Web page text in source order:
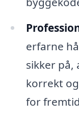
erfarne
sikker
korrekt
for